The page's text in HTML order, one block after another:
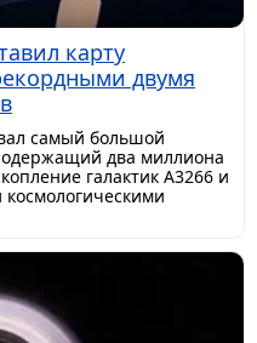
карту
двумя
самый большой
два миллиона
галактик A3266 и